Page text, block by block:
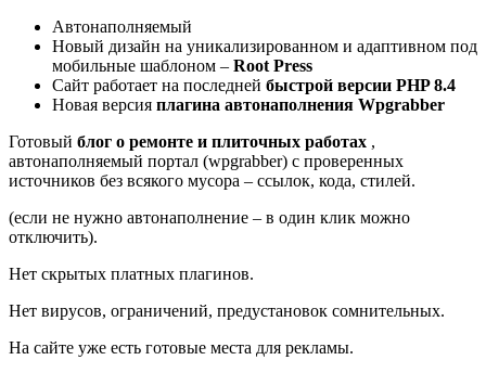
Автонаполняемый
Новый дизайн на уникализированном и адаптивном под
мобильные шаблоном – Root Press
Сайт работает на последней быстрой версии PHP 8.4
Новая версия плагина автонаполнения Wpgrabber
Готовый блог о ремонте и плиточных работах ,
автонаполняемый портал (wpgrabber) с проверенных
источников без всякого мусора – ссылок, кода, стилей.
(если не нужно автонаполнение – в один клик можно
отключить).
Нет скрытых платных плагинов.
Нет вирусов, ограничений, предустановок сомнительных.
На сайте уже есть готовые места для рекламы.